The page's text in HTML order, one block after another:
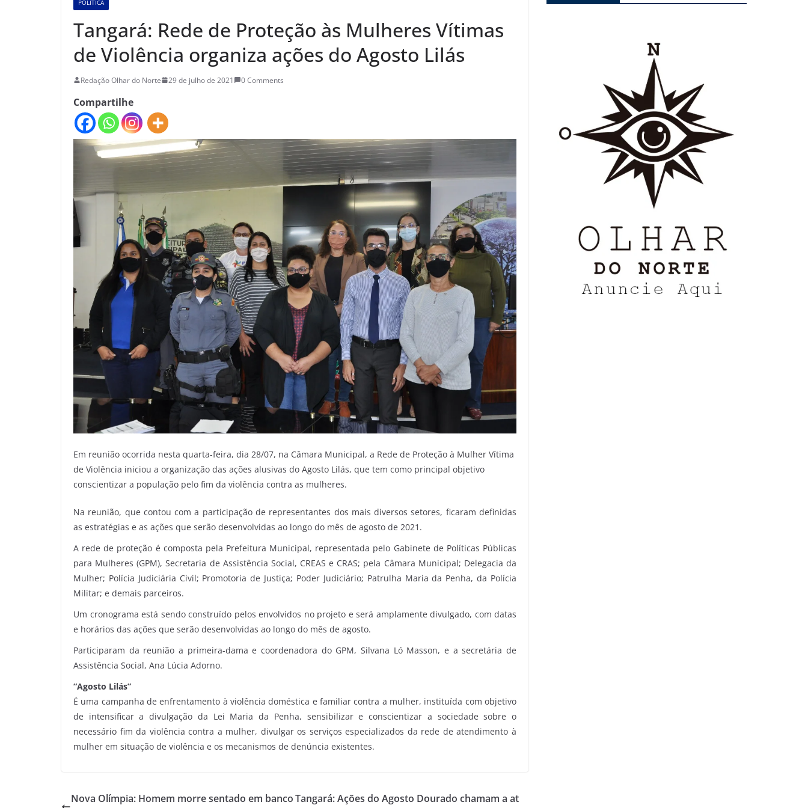
POLÍTICA
Tangará: Rede de Proteção às Mulheres Vítimas
de Violência organiza ações do Agosto Lilás
Redação Olhar do Norte 29 de julho de 2021 0 Comments
Compartilhe
Em reunião ocorrida nesta quarta-feira, dia 28/07, na Câmara Municipal, a Rede de Proteção à Mulher Vítima
de Violência iniciou a organização das ações alusivas do Agosto Lilás, que tem como principal objetivo
conscientizar a população pelo fim da violência contra as mulheres.
Na reunião, que contou com a participação de representantes dos mais diversos setores, ficaram definidas
as estratégias e as ações que serão desenvolvidas ao longo do mês de agosto de 2021.
A rede de proteção é composta pela Prefeitura Municipal, representada pelo Gabinete de Políticas Públicas
para Mulheres (GPM), Secretaria de Assistência Social, CREAS e CRAS; pela Câmara Municipal; Delegacia da
Mulher; Polícia Judiciária Civil; Promotoria de Justiça; Poder Judiciário; Patrulha Maria da Penha, da Polícia
Militar; e demais parceiros.
Um cronograma está sendo construído pelos envolvidos no projeto e será amplamente divulgado, com datas
e horários das ações que serão desenvolvidas ao longo do mês de agosto.
Participaram da reunião a primeira-dama e coordenadora do GPM, Silvana Ló Masson, e a secretária de
Assistência Social, Ana Lúcia Adorno.
“Agosto Lilás”
É uma campanha de enfrentamento à violência doméstica e familiar contra a mulher, instituída com objetivo
de intensificar a divulgação da Lei Maria da Penha, sensibilizar e conscientizar a sociedade sobre o
necessário fim da violência contra a mulher, divulgar os serviços especializados da rede de atendimento à
mulher em situação de violência e os mecanismos de denúncia existentes.
Nova Olímpia: Homem morre sentado em bancoTangará: Ações do Agosto Dourado chamam a at